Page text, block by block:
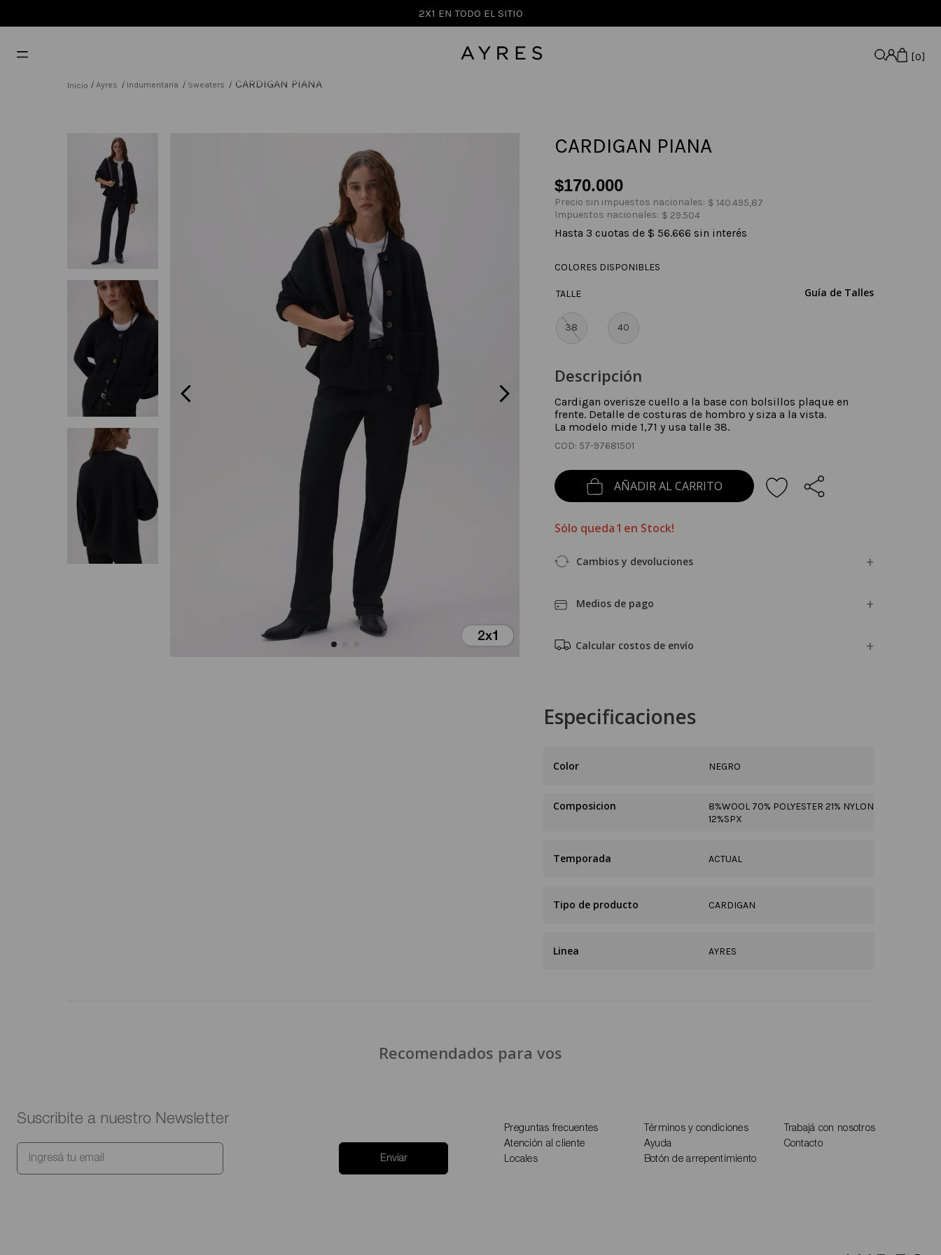
2X1 EN TODO EL SITIO
0
Ayres Indumentaria Sweaters CARDIGAN PIANA
CARDIGAN PIANA
$170.000
Precio sin impuestos nacionales: $ 140.495,87
Impuestos nacionales: $ 29.504
Hasta 3 cuotas de $ 56.666 sin interés
COLORES DISPONIBLES
TALLE
38 40
Guía de Talles
Descripción
Cardigan overisze cuello a la base con bolsillos plaque en
frente. Detalle de costuras de hombro y siza a la vista.
La modelo mide 1,71 y usa talle 38.
: 57-97681501
AÑADIR AL CARRITO
Sólo queda1 en Stock!
Cambios y devoluciones
Medios de pago
Calcular costos de envío
Especificaciones
NEGRO
Composicion
8%WOOL 70% POLYESTER 21% NYLON
12%SPX
Temporada ACTUAL
Tipo de producto CARDIGAN
Linea AYRES
Recomendados para vos
Suscribite a nuestro Newsletter
Enviar
Preguntas frecuentes Términos y condiciones
Trabajá con nosotros
Atención al cliente
Ayuda
Contacto
Locales
Botón de arrepentimiento